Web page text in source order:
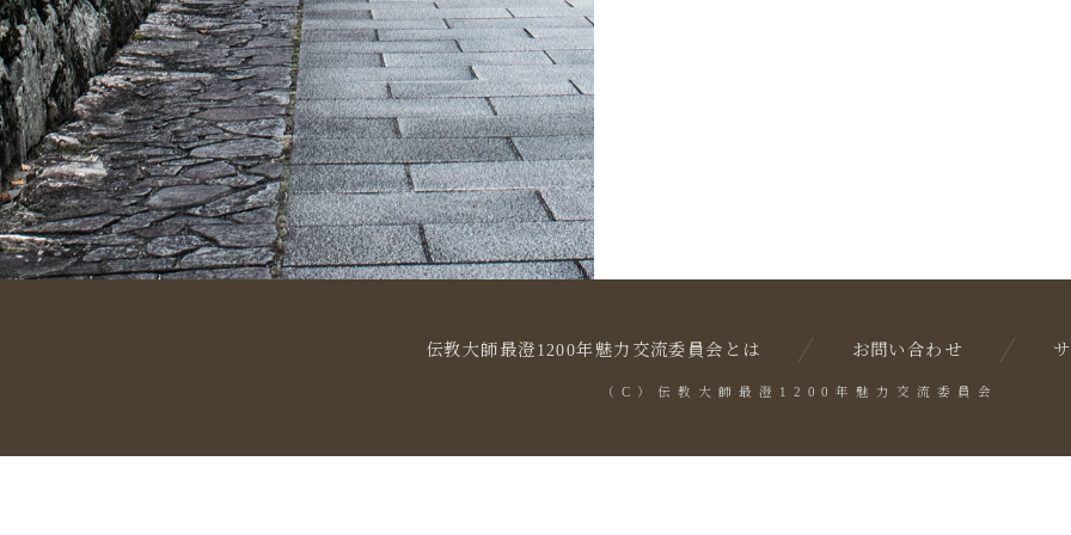
伝教大師最澄1200年魅力交流委員会とは お問い合わせ
（C）伝教大師最澄1200年魅力交流委員会